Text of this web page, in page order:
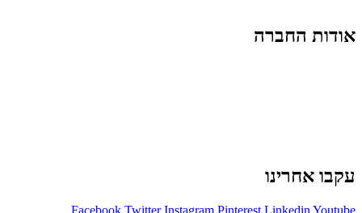
אודות החברה
עקבו אחרינו